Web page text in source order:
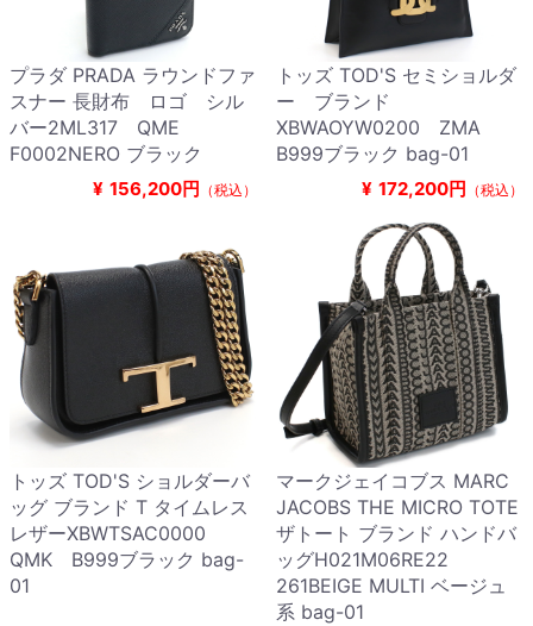
プラダ PRADA ラウンドファ
スナー 長財布 ロゴ シル
バー2ML317 QME
F0002NERO ブラック
¥ 156,200円 （税込）
トッズ TOD'S セミショルダ
ー ブランド
XBWAOYW0200 ZMA
B999ブラック bag-01
¥ 172,200円 （税込）
トッズ TOD'S ショルダーバ
ッグ ブランド T タイムレス
レザーXBWTSAC0000
QMK B999ブラック bag-
01
マークジェイコブス MARC
JACOBS THE MICRO TOTE
ザトート ブランド ハンドバ
ッグH021M06RE22
261BEIGE MULTI ベージュ
系 bag-01